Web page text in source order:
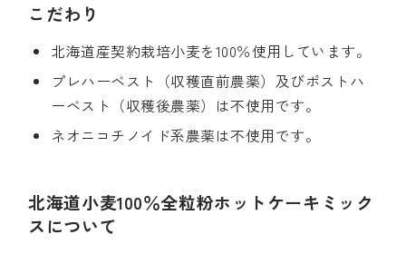
こだわり
北海道産契約栽培小麦を100％使用しています。
プレハーベスト（収穫直前農薬）及びポストハ
ーベスト（収穫後農薬）は不使用です。
ネオニコチノイド系農薬は不使用です。
北海道小麦100％全粒粉ホットケーキミック
スについて